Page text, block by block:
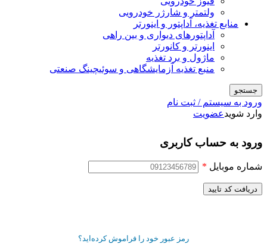
ولتمتر و شارژر خودرویی
منابع تغذیه، آداپتور و اینورتر
آداپتورهای دیواری و بین راهی
اینورتر و کانورتر
ماژول و برد تغذیه
منبع تغذیه آزمایشگاهی و سوئیچینگ صنعتی
جستجو
ورود به سیستم / ثبت نام
وارد شویدعضویت
ورود به حساب کاربری
شماره موبایل *
دریافت کد تایید
رمز عبور خود را فراموش کرده‌اید؟